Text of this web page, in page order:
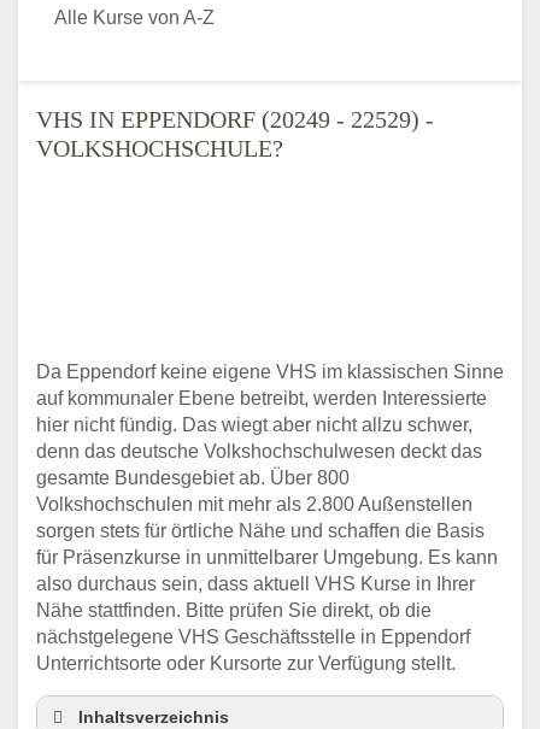
VHS IN EPPENDORF (20249 - 22529) -
VOLKSHOCHSCHULE?
Da Eppendorf keine eigene VHS im klassischen Sinne
auf kommunaler Ebene betreibt, werden Interessierte
hier nicht fündig. Das wiegt aber nicht allzu schwer,
denn das deutsche Volkshochschulwesen deckt das
gesamte Bundesgebiet ab. Über 800
Volkshochschulen mit mehr als 2.800 Außenstellen
sorgen stets für örtliche Nähe und schaffen die Basis
für Präsenzkurse in unmittelbarer Umgebung. Es kann
also durchaus sein, dass aktuell VHS Kurse in Ihrer
Nähe stattfinden. Bitte prüfen Sie direkt, ob die
nächstgelegene VHS Geschäftsstelle in Eppendorf
Unterrichtsorte oder Kursorte zur Verfügung stellt.
Inhaltsverzeichnis
Alle Kurse von A-Z